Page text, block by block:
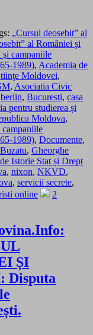
„Cursul deosebit” al
al României şi
şi campaniile
1989), Academia de
Moldovei,
, Asociatia Civic
berlin, Bucuresti, casa
pentru studierea și
Moldova,
campaniile
1989), Documente,
, Gheorghe
Istorie Stat și Drept
, nixon, NKVD,
, servicii secrete,
online
2
ȘI
Disputa